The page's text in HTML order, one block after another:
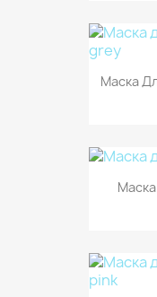
Маска